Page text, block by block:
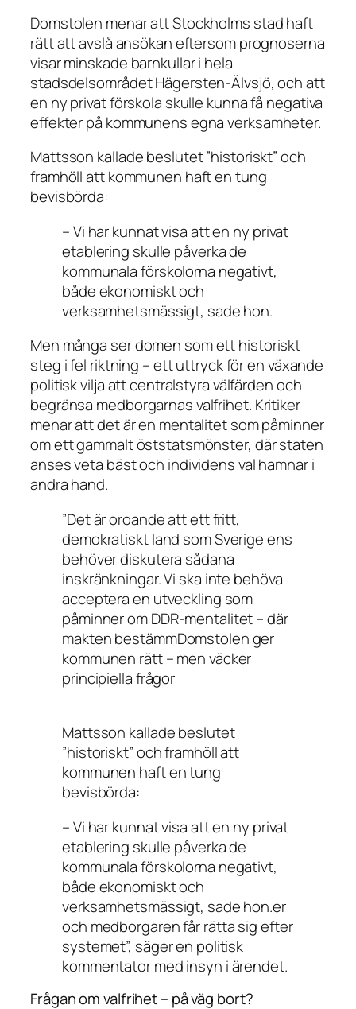
Domstolen menar att Stockholms stad haft
rätt att avslå ansökan eftersom prognoserna
visar minskade barnkullar i hela
stadsdelsområdet Hägersten-Älvsjö, och att
en ny privat förskola skulle kunna få negativa
effekter på kommunens egna verksamheter.
Mattsson kallade beslutet ”historiskt” och
framhöll att kommunen haft en tung
bevisbörda:
– Vi har kunnat visa att en ny privat
etablering skulle påverka de
kommunala förskolorna negativt,
både ekonomiskt och
verksamhetsmässigt, sade hon.
Men många ser domen som ett historiskt
steg i fel riktning – ett uttryck för en växande
politisk vilja att centralstyra välfärden och
begränsa medborgarnas valfrihet. Kritiker
menar att det är en mentalitet som påminner
om ett gammalt öststatsmönster, där staten
anses veta bäst och individens val hamnar i
andra hand.
”Det är oroande att ett fritt,
demokratiskt land som Sverige ens
behöver diskutera sådana
inskränkningar. Vi ska inte behöva
acceptera en utveckling som
påminner om DDR-mentalitet – där
makten bestämmDomstolen ger
kommunen rätt – men väcker
principiella frågor
Mattsson kallade beslutet
”historiskt” och framhöll att
kommunen haft en tung
bevisbörda:
– Vi har kunnat visa att en ny privat
etablering skulle påverka de
kommunala förskolorna negativt,
både ekonomiskt och
verksamhetsmässigt, sade hon.er
och medborgaren får rätta sig efter
systemet”, säger en politisk
kommentator med insyn i ärendet.
Frågan om valfrihet – på väg bort?